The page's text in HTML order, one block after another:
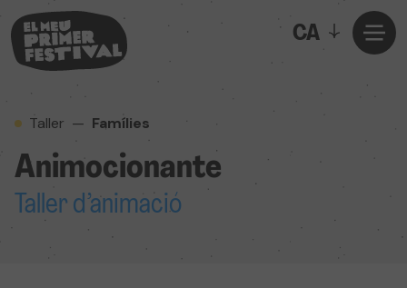
CA
Taller — Famílies
Animocionante
Taller d’animació